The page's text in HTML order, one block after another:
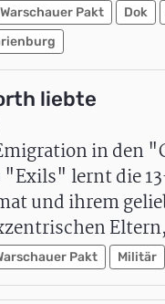
Warschauer Pakt Dok
liebte
in den
lernt die
und ihrem
Pakt Militär